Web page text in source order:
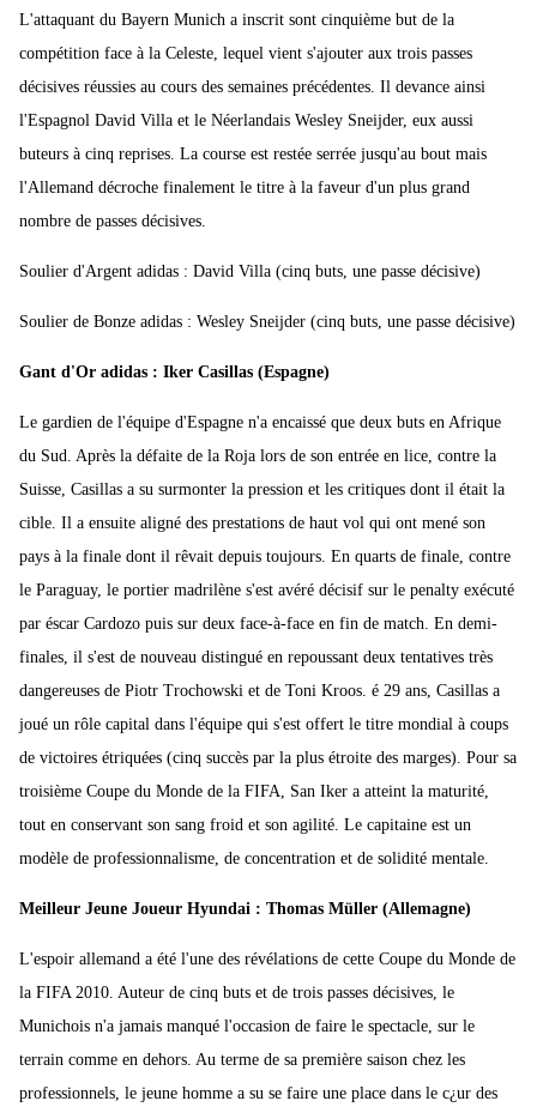
L'attaquant du Bayern Munich a inscrit sont cinquième but de la
compétition face à la Celeste, lequel vient s'ajouter aux trois passes
décisives réussies au cours des semaines précédentes. Il devance ainsi
l'Espagnol David Villa et le Néerlandais Wesley Sneijder, eux aussi
buteurs à cinq reprises. La course est restée serrée jusqu'au bout mais
l'Allemand décroche finalement le titre à la faveur d'un plus grand
nombre de passes décisives.
Soulier d'Argent adidas : David Villa (cinq buts, une passe décisive)
Soulier de Bonze adidas : Wesley Sneijder (cinq buts, une passe décisive)
Gant d'Or adidas : Iker Casillas (Espagne)
Le gardien de l'équipe d'Espagne n'a encaissé que deux buts en Afrique
du Sud. Après la défaite de la Roja lors de son entrée en lice, contre la
Suisse, Casillas a su surmonter la pression et les critiques dont il était la
cible. Il a ensuite aligné des prestations de haut vol qui ont mené son
pays à la finale dont il rêvait depuis toujours. En quarts de finale, contre
le Paraguay, le portier madrilène s'est avéré décisif sur le penalty exécuté
par éscar Cardozo puis sur deux face-à-face en fin de match. En demi-
finales, il s'est de nouveau distingué en repoussant deux tentatives très
dangereuses de Piotr Trochowski et de Toni Kroos. é 29 ans, Casillas a
joué un rôle capital dans l'équipe qui s'est offert le titre mondial à coups
de victoires étriquées (cinq succès par la plus étroite des marges). Pour sa
troisième Coupe du Monde de la FIFA, San Iker a atteint la maturité,
tout en conservant son sang froid et son agilité. Le capitaine est un
modèle de professionnalisme, de concentration et de solidité mentale.
Meilleur Jeune Joueur Hyundai : Thomas Müller (Allemagne)
L'espoir allemand a été l'une des révélations de cette Coupe du Monde de
la FIFA 2010. Auteur de cinq buts et de trois passes décisives, le
Munichois n'a jamais manqué l'occasion de faire le spectacle, sur le
terrain comme en dehors. Au terme de sa première saison chez les
professionnels, le jeune homme a su se faire une place dans le c¿ur des